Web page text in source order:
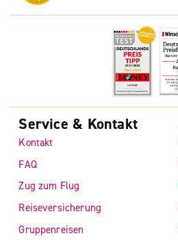
Service & Kontakt
Kontakt
FAQ
Zug zum Flug
Reiseversicherung
Gruppenreisen